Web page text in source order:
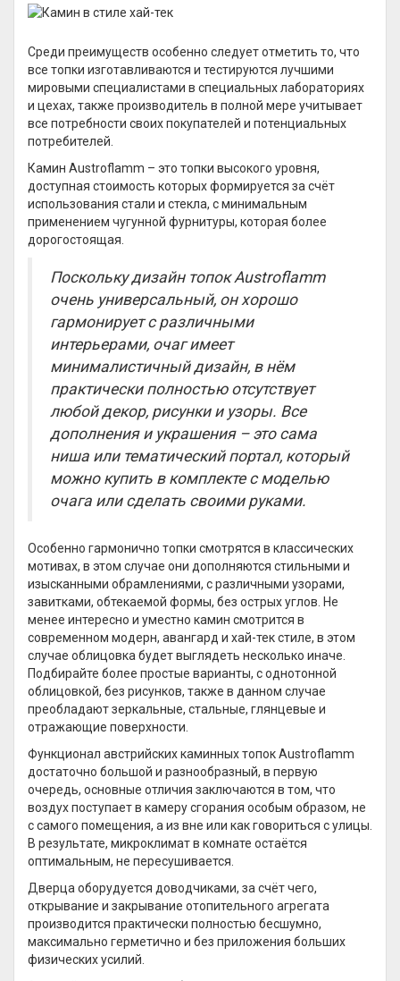
Среди преимуществ особенно следует отметить то, что
все топки изготавливаются и тестируются лучшими
мировыми специалистами в специальных лабораториях
и цехах, также производитель в полной мере учитывает
все потребности своих покупателей и потенциальных
потребителей.
Камин Austroflamm – это топки высокого уровня,
доступная стоимость которых формируется за счёт
использования стали и стекла, с минимальным
применением чугунной фурнитуры, которая более
дорогостоящая.
Поскольку дизайн топокAustroflamm
очень универсальный, он хорошо
гармонирует с различными
интерьерами, очаг имеет
минималистичный дизайн, в нём
практически полностью отсутствует
любой декор, рисунки и узоры. Все
дополнения и украшения – это сама
ниша или тематический портал, который
можно купить в комплекте с моделью
очага или сделать своими руками.
Особенно гармонично топки смотрятся в классических
мотивах, в этом случае они дополняются стильными и
изысканными обрамлениями, с различными узорами,
завитками, обтекаемой формы, без острых углов. Не
менее интересно и уместно камин смотрится в
современном модерн, авангард и хай-тек стиле, в этом
случае облицовка будет выглядеть несколько иначе.
Подбирайте более простые варианты, с однотонной
облицовкой, без рисунков, также в данном случае
преобладают зеркальные, стальные, глянцевые и
отражающие поверхности.
Функционал австрийских каминных топок Austroflamm
достаточно большой и разнообразный, в первую
очередь, основные отличия заключаются в том, что
воздух поступает в камеру сгорания особым образом, не
с самого помещения, а из вне или как говориться с улицы.
В результате, микроклимат в комнате остаётся
оптимальным, не пересушивается.
Дверца оборудуется доводчиками, за счёт чего,
открывание и закрывание отопительного агрегата
производится практически полностью бесшумно,
максимально герметично и без приложения больших
физических усилий.